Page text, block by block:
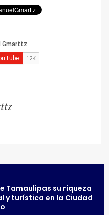
Tamaulipas su riqueza
y turística en la Ciudad